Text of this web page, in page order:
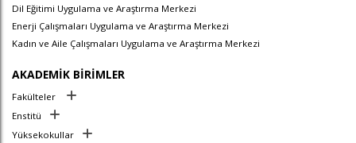
Dil Eğitimi Uygulama ve Araştırma Merkezi
Enerji Çalışmaları Uygulama ve Araştırma Merkezi
Kadın ve Aile Çalışmaları Uygulama ve Araştırma Merkezi
AKADEMİK BİRİMLER
Fakülteler
Enstitü
Yüksekokullar